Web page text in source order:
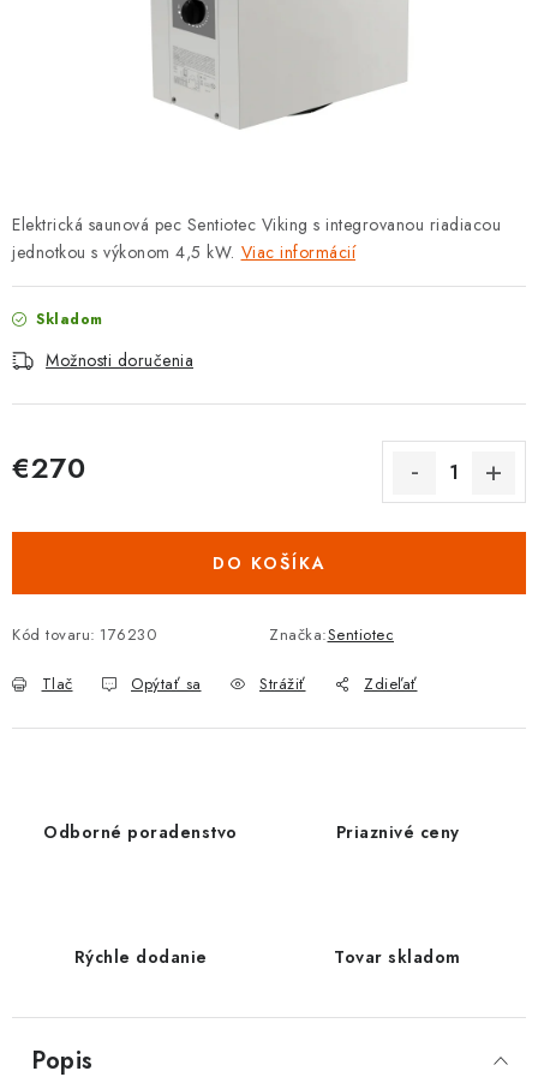
OBCHODNÉ PODMIENKY
Obchodné podmienky
Odstúpenie od zmluvy
Reklamačný poriadok
Podmienky ochrany osobných údajov
Spôsob dopravy a platby
Moja objednávka
Elektrická saunová pec Sentiotec Viking s integrovanou riadiacou
jednotkou s výkonom 4,5 kW. Viac informácií
Skladom
Možnosti doručenia
€270
DO KOŠÍKA
Kód tovaru: 176230 Značka:Sentiotec
Tlač Opýtať sa Strážiť Zdieľať
Odborné poradenstvo Priaznivé ceny
Rýchle dodanie Tovar skladom
Popis